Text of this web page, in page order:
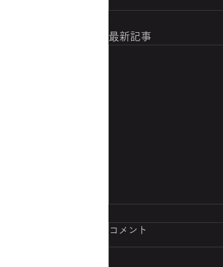
最新記事
THE ONE AND ONLY
コメント